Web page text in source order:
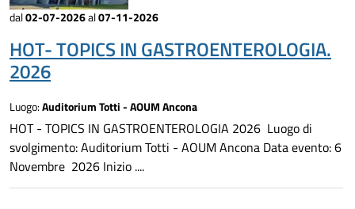
dal02-07-2026al07-11-2026
HOT- TOPICS IN GASTROENTEROLOGIA.
2026
Luogo:Auditorium Totti - AOUM Ancona
HOT - TOPICS IN GASTROENTEROLOGIA 2026 Luogo di
svolgimento: Auditorium Totti - AOUM Ancona Data evento: 6
Novembre 2026 Inizio ....